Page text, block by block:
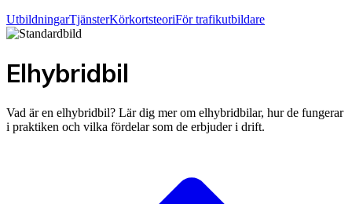
UtbildningarTjänsterKörkortsteoriFör trafikutbildare
Elhybridbil
Vad är en elhybridbil? Lär dig mer om elhybridbilar, hur de fungerar
i praktiken och vilka fördelar som de erbjuder i drift.